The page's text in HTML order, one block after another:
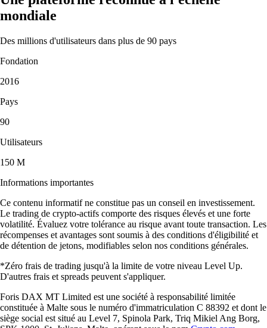
mondiale
Des millions d'utilisateurs dans plus de 90 pays
Fondation
2016
Pays
90
Utilisateurs
150 M
Informations importantes
Ce contenu informatif ne constitue pas un conseil en investissement.
Le trading de crypto-actifs comporte des risques élevés et une forte
volatilité. Évaluez votre tolérance au risque avant toute transaction. Les
récompenses et avantages sont soumis à des conditions d'éligibilité et
de détention de jetons, modifiables selon nos conditions générales.
*Zéro frais de trading jusqu'à la limite de votre niveau Level Up.
D'autres frais et spreads peuvent s'appliquer.
Foris DAX MT Limited est une société à responsabilité limitée
constituée à Malte sous le numéro d'immatriculation C 88392 et dont le
siège social est situé au Level 7, Spinola Park, Triq Mikiel Ang Borg,